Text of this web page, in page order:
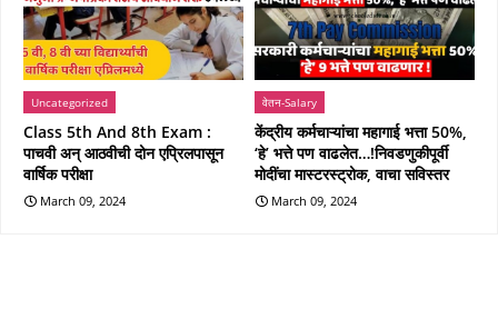
Uncategorized
Class 5th And 8th Exam :
पाचवी अन्‌ आठवीची दोन एप्रिलपासून
वार्षिक परीक्षा
March 09, 2024
वेतन-Salary
केंद्रीय कर्मचाऱ्यांचा महागाई भत्ता 50%,
‘हे’ भत्ते पण वाढलेत…!निवडणुकीपूर्वी
मोदींचा मास्टरस्ट्रोक, वाचा सविस्तर
March 09, 2024